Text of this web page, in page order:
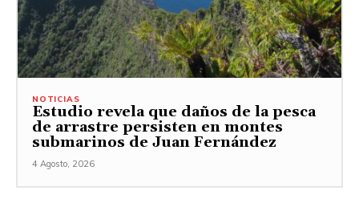
NOTICIAS
Estudio revela que daños de la pesca
de arrastre persisten en montes
submarinos de Juan Fernández
4 Agosto, 2026